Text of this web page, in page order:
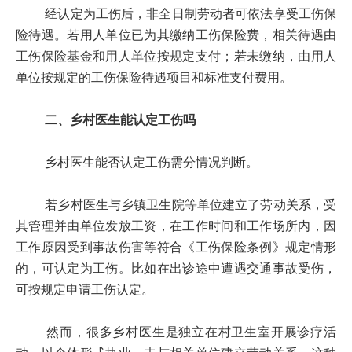
经认定为工伤后，非全日制劳动者可依法享受工伤保
险待遇。若用人单位已为其缴纳工伤保险费，相关待遇由
工伤保险基金和用人单位按规定支付；若未缴纳，由用人
单位按规定的工伤保险待遇项目和标准支付费用。
二、乡村医生能认定工伤吗
乡村医生能否认定工伤需分情况判断。
若乡村医生与乡镇卫生院等单位建立了劳动关系，受
其管理并由单位发放工资，在工作时间和工作场所内，因
工作原因受到事故伤害等符合《工伤保险条例》规定情形
的，可认定为工伤。比如在出诊途中遭遇交通事故受伤，
可按规定申请工伤认定。
然而，很多乡村医生是独立在村卫生室开展诊疗活